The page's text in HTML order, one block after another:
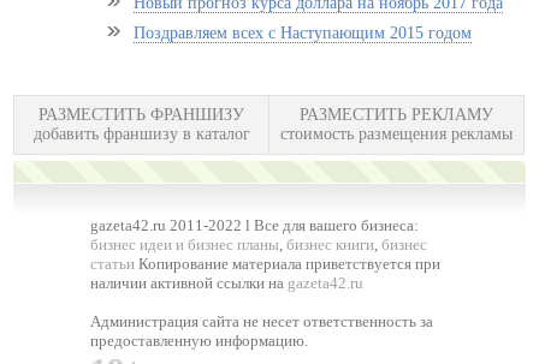
Поздравляем всех с Наступающим 2015 годом
РАЗМЕСТИТЬ ФРАНШИЗУ
добавить франшизу в каталог
РАЗМЕСТИТЬ РЕКЛАМУ
стоимость размещения рекламы
gazeta42.ru 2011-2022 l Все для вашего бизнеса:
бизнес идеи и бизнес планы,бизнес книги,бизнес
статьи Копирование материала приветствуется при
наличии активной ссылки на gazeta42.ru
Администрация сайта не несет ответственность за
предоставленную информацию.